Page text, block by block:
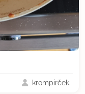
krompirček.